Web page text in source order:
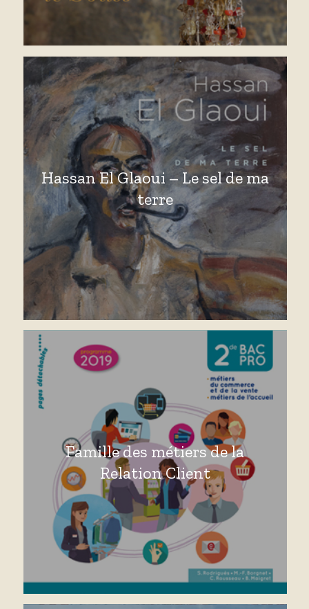
Hassan El Glaoui – Le sel de ma
terre
Famille des métiers de la
Relation Client